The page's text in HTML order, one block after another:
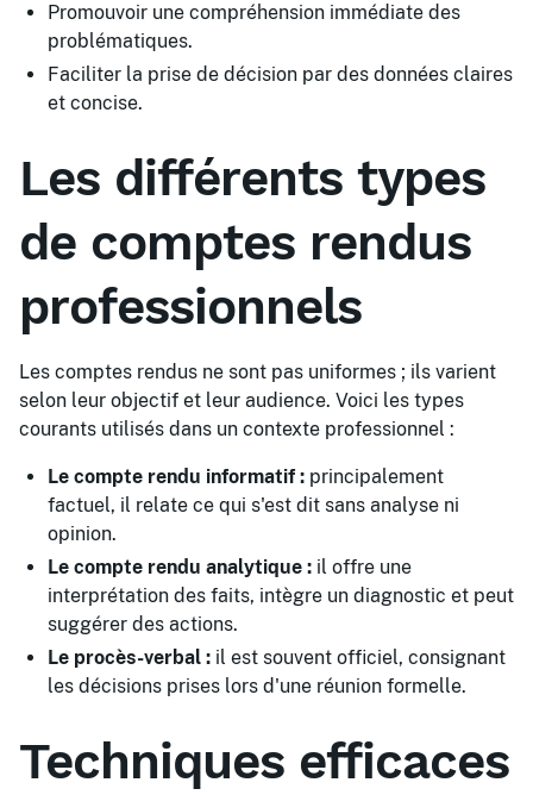
Promouvoir une compréhension immédiate des
problématiques.
Faciliter la prise de décision par des données claires
et concise.
Les différents types
de comptes rendus
professionnels
Les comptes rendus ne sont pas uniformes ; ils varient
selon leur objectif et leur audience. Voici les types
courants utilisés dans un contexte professionnel :
Le compte rendu informatif : principalement
factuel, il relate ce qui s'est dit sans analyse ni
opinion.
Le compte rendu analytique : il offre une
interprétation des faits, intègre un diagnostic et peut
suggérer des actions.
Le procès-verbal : il est souvent officiel, consignant
les décisions prises lors d'une réunion formelle.
Techniques efficaces